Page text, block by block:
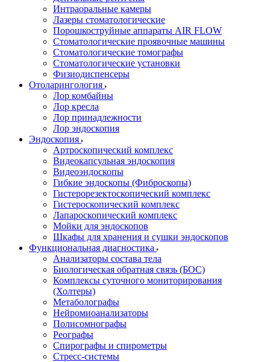
Интраоральные камеры
Лазеры стоматологические
Порошкоструйные аппараты AIR FLOW
Стоматологические проявочные машины
Стоматологические томографы
Стоматологические установки
Физиодиспенсеры
Отоларингология
Лор комбайны
Лор кресла
Лор принадлежности
Лор эндоскопия
Эндоскопия
Артроскопический комплекс
Видеокапсульная эндоскопия
Видеоэндоскопы
Гибкие эндоскопы (Фиброcкопы)
Гистерорезектоскопический комплекс
Гистероскопический комплекс
Лапароскопический комплекс
Мойки для эндоскопов
Шкафы для хранения и сушки эндоскопов
Функциональная диагностика
Анализаторы состава тела
Биологическая обратная связь (БОС)
Комплексы суточного мониторирования
(Холтеры)
Метаболографы
Нейромиоанализаторы
Полисомнографы
Реографы
Спирографы и спирометры
Стресс-системы